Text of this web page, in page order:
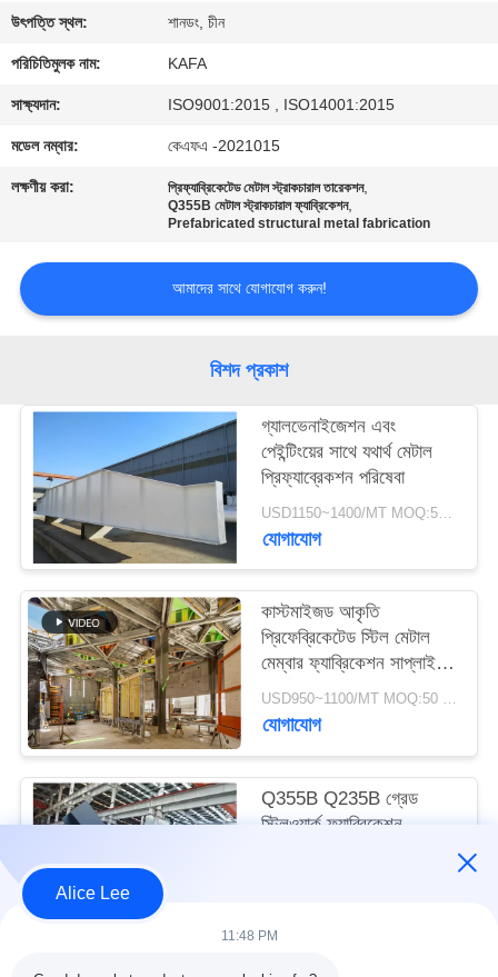
কারখানা
পরিদর্শন
গুণমান
নিয়ন্ত্রণ
সাথে
যোগাযোগ
মামলা
সাইট
ম্যাপ
গোপনীয়তা
নীতি
উৎপত্তি স্থল: শানডং, চীন
পরিচিতিমুলক নাম: KAFA
সাক্ষ্যদান: ISO9001:2015 , ISO14001:2015
মডেল নম্বার: কেএফএ -2021015
লক্ষণীয় করা: প্রিফ্যাব্রিকেটেড মেটাল স্ট্রাকচারাল তারেকশন,
Q355B মেটাল স্ট্রাকচারাল ফ্যাব্রিকেশন,
Prefabricated structural metal fabrication
আমাদের সাথে যোগাযোগ করুন!
বিশদ প্রকাশ
গ্যালভেনাইজেশন এবং
পেইন্টিংয়ের সাথে যথার্থ মেটাল
প্রিফ্যাব্রেকশন পরিষেবা
USD1150~1400/MT MOQ:50 এমটি
যোগাযোগ
কাস্টমাইজড আকৃতি
প্রিফেব্রিকেটেড স্টিল মেটাল
মেম্বার ফ্যাব্রিকেশন সাপ্লাই
সার্ভিস
USD950~1100/MT MOQ:50 mt
যোগাযোগ
Q355B Q235B গ্রেড
স্টিলওয়ার্ক ফ্যাব্রিকেশন
Alice Lee
11:48 PM